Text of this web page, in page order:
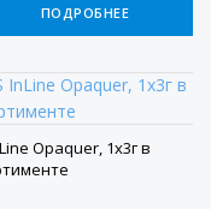
ПОДРОБНЕЕ
Opaquer, 1х3г в